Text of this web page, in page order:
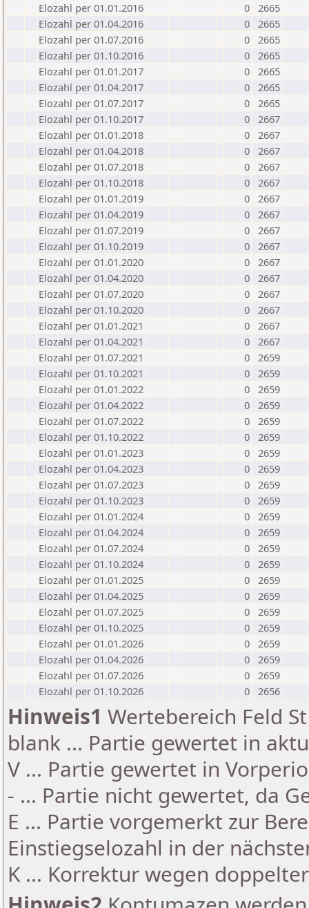
Elozahl per 01.01.2016
0 2665
Elozahl per 01.04.2016
0 2665
Elozahl per 01.07.2016
0 2665
Elozahl per 01.10.2016
0 2665
Elozahl per 01.01.2017
0 2665
Elozahl per 01.04.2017
0 2665
Elozahl per 01.07.2017
0 2665
Elozahl per 01.10.2017
0 2667
Elozahl per 01.01.2018
0 2667
Elozahl per 01.04.2018
0 2667
Elozahl per 01.07.2018
0 2667
Elozahl per 01.10.2018
0 2667
Elozahl per 01.01.2019
0 2667
Elozahl per 01.04.2019
0 2667
Elozahl per 01.07.2019
0 2667
Elozahl per 01.10.2019
0 2667
Elozahl per 01.01.2020
0 2667
Elozahl per 01.04.2020
0 2667
Elozahl per 01.07.2020
0 2667
Elozahl per 01.10.2020
0 2667
Elozahl per 01.01.2021
0 2667
Elozahl per 01.04.2021
0 2667
Elozahl per 01.07.2021
0 2659
Elozahl per 01.10.2021
0 2659
Elozahl per 01.01.2022
0 2659
Elozahl per 01.04.2022
0 2659
Elozahl per 01.07.2022
0 2659
Elozahl per 01.10.2022
0 2659
Elozahl per 01.01.2023
0 2659
Elozahl per 01.04.2023
0 2659
Elozahl per 01.07.2023
0 2659
Elozahl per 01.10.2023
0 2659
Elozahl per 01.01.2024
0 2659
Elozahl per 01.04.2024
0 2659
Elozahl per 01.07.2024
0 2659
Elozahl per 01.10.2024
0 2659
Elozahl per 01.01.2025
0 2659
Elozahl per 01.04.2025
0 2659
Elozahl per 01.07.2025
0 2659
Elozahl per 01.10.2025
0 2659
Elozahl per 01.01.2026
0 2659
Elozahl per 01.04.2026
0 2659
Elozahl per 01.07.2026
0 2659
Elozahl per 01.10.2026
0 2656
Hinweis1 Wertebereich Feld
blank ... Partie gewertet in
V ... Partie gewertet in
- ... Partie nicht gewertet, da
E ... Partie vorgemerkt zur
Einstiegselozahl in der
K ... Korrektur wegen